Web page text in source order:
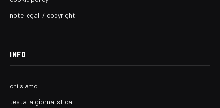
note legali / copyright
INFO
chi siamo
testata giornalistica